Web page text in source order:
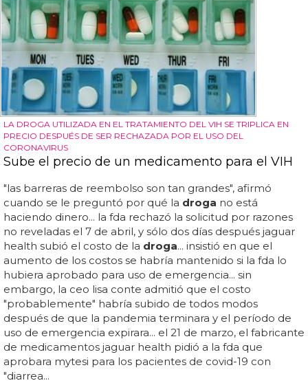
LA DROGA UTILIZADA EN EL TRATAMIENTO DEL VIH SE TRIPLICA EN
PRECIO DESPUÉS DE SER RECHAZADA POR EL USO DEL
CORONAVIRUS
Sube el precio de un medicamento para el VIH
"las barreras de reembolso son tan grandes", afirmó
cuando se le preguntó por qué la droga no está
haciendo dinero... la fda rechazó la solicitud por razones
no reveladas el 7 de abril, y sólo dos días después jaguar
health subió el costo de la droga... insistió en que el
aumento de los costos se habría mantenido si la fda lo
hubiera aprobado para uso de emergencia... sin
embargo, la ceo lisa conte admitió que el costo
"probablemente" habría subido de todos modos
después de que la pandemia terminara y el período de
uso de emergencia expirara... el 21 de marzo, el fabricante
de medicamentos jaguar health pidió a la fda que
aprobara mytesi para los pacientes de covid-19 con
"diarrea...